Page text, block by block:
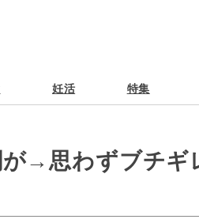
妊活 特集
→思わずブチギ